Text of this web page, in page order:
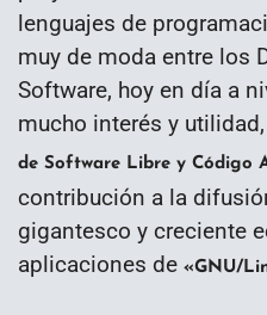
lenguajes de
muy de moda entre los
Software, hoy en día a
mucho interés y
de Software Libre y Código
contribución a la
gigantesco y creciente
aplicaciones de «GNU/